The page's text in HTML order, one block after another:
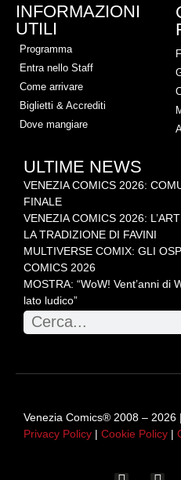
INFORMAZIONI
UTILI
Programma
Entra nello Staff
Come arrivare
Biglietti & Accrediti
Dove mangiare
ULTIME NEWS
VENEZIA COMICS 2026:
FINALE
VENEZIA COMICS 2026:
LA TRADIZIONE DI FAVINI
MULTIVERSE COMIX: GLI
COMICS 2026
MOSTRA: “WoW! Vent’anni di
lato ludico”
Venezia Comics® 2008 – 2026 |
Privacy Policy | Cookie Policy |